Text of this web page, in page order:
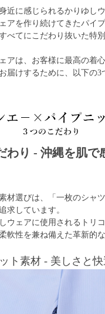
近に感じられるかりゆし
アを作り続けてきたパイ
べてにこだわり抜いた特
アは、お客様に最高の着
届けするために、以下の3
わり - 沖縄を肌で
材選びは、「一枚のシャ
求しています。
ウェアに使用されるトリ
軟性を兼ね備えた革新的な
ト素材 - 美しさと